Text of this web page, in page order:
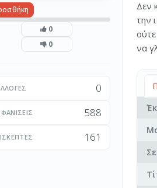
0
0
0
588
161
Δεν
την
να